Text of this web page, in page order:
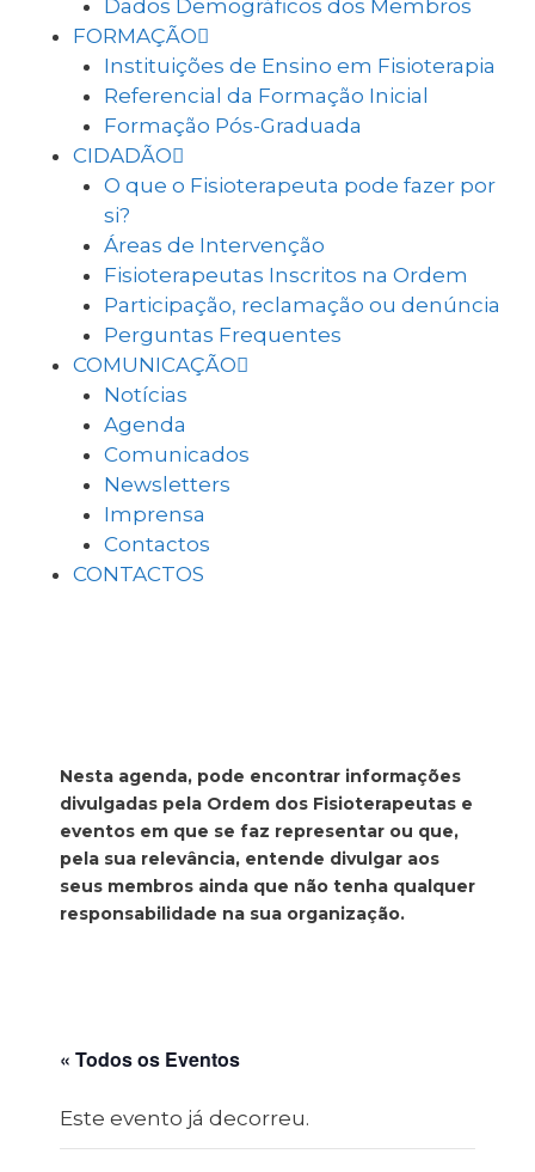
Dados Demográficos dos Membros
FORMAÇÃO
Instituições de Ensino em Fisioterapia
Referencial da Formação Inicial
Formação Pós-Graduada
CIDADÃO
O que o Fisioterapeuta pode fazer por
si?
Áreas de Intervenção
Fisioterapeutas Inscritos na Ordem
Participação, reclamação ou denúncia
Perguntas Frequentes
COMUNICAÇÃO
Notícias
Agenda
Comunicados
Newsletters
Imprensa
Contactos
CONTACTOS
Nesta agenda, pode encontrar informações
divulgadas pela Ordem dos Fisioterapeutas e
eventos em que se faz representar ou que,
pela sua relevância, entende divulgar aos
seus membros ainda que não tenha qualquer
responsabilidade na sua organização.
« Todos os Eventos
Este evento já decorreu.